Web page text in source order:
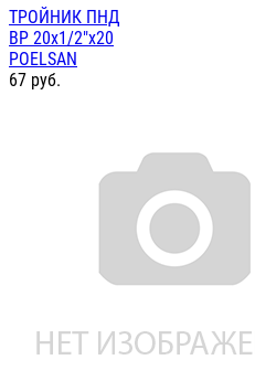
ТРОЙНИК ПНД
ВР 20х1/2"х20
POELSAN
67 руб.